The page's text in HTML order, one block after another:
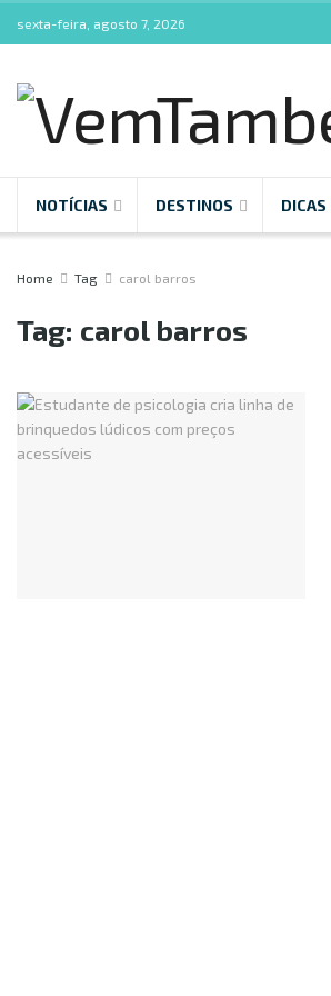
sexta-feira, agosto 7, 2026
NOTÍCIAS DESTINOS DICAS
Home Tag carol barros
Tag: carol barros